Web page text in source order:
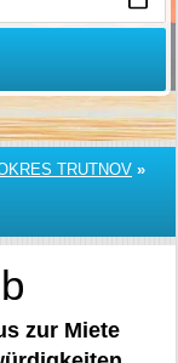
TRUTNOV »
zur Miete